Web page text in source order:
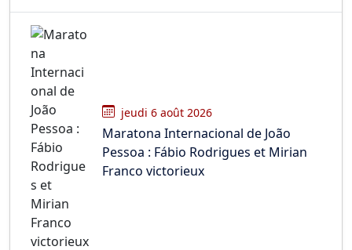
jeudi 6 août 2026
Maratona Internacional de João
Pessoa : Fábio Rodrigues et Mirian
Franco victorieux